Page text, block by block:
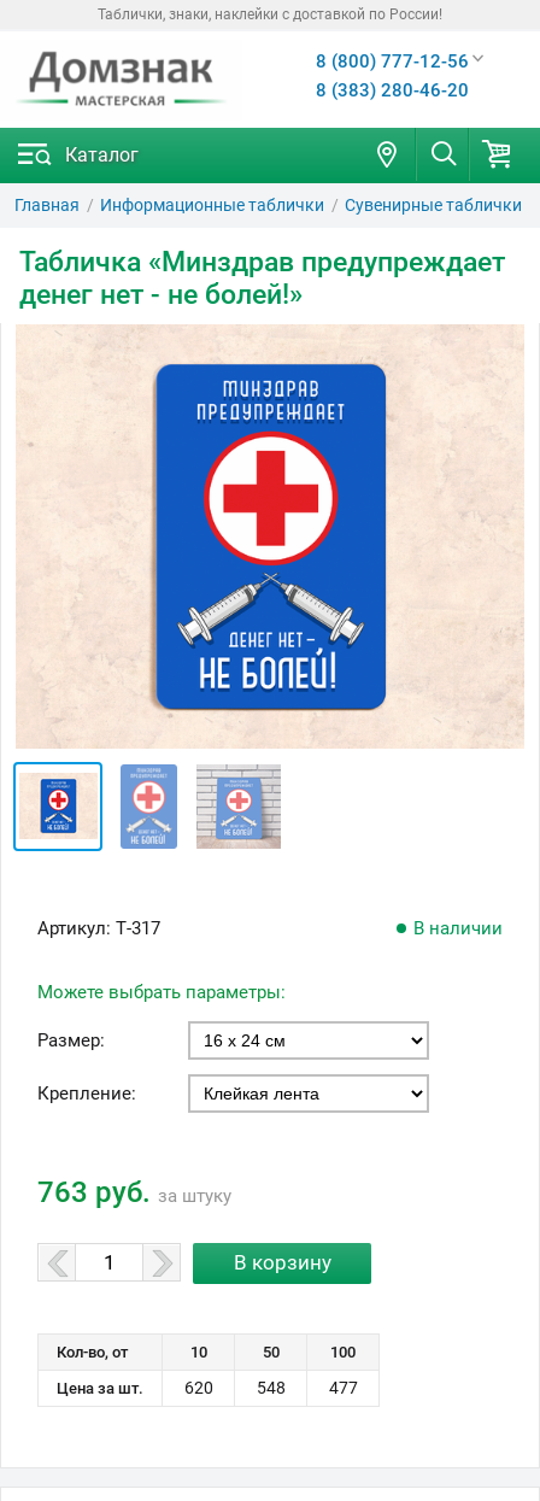
Таблички, знаки, наклейки с доставкой по России!
8 (800) 777-12-56
8 (383) 280-46-20
Каталог
Главная Информационные таблички Сувенирные таблички
Табличка «Минздрав предупреждает
денег нет - не болей!»
Артикул: Т-317 В наличии
Можете выбрать параметры:
Размер:
Крепление:
763 руб. за штуку
Кол-во, от 10 50
100
Цена за шт.
620 548 477